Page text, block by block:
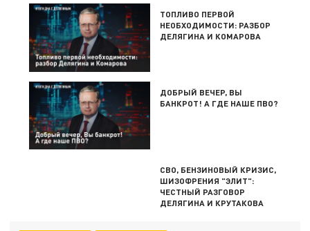
ТОПЛИВО ПЕРВОЙ
НЕОБХОДИМОСТИ: РАЗБОР
ДЕЛЯГИНА И КОМАРОВА
ДОБРЫЙ ВЕЧЕР, ВЫ
БАНКРОТ! А ГДЕ НАШЕ ПВО?
СВО, БЕНЗИНОВЫЙ КРИЗИС,
ШИЗОФРЕНИЯ "ЭЛИТ":
ЧЕСТНЫЙ РАЗГОВОР
ДЕЛЯГИНА И КРУТАКОВА